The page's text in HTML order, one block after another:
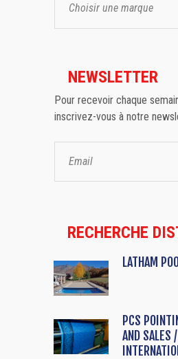
Choisir une marque
NEWSLETTER
Pour recevoir chaque
inscrivez-vous à notre
RECHERCHE
LATHAM
PCS
AND SALES